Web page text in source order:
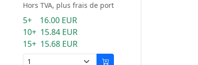
Hors TVA, plus frais de port
5+ 16.00 EUR
10+ 15.84 EUR
15+ 15.68 EUR